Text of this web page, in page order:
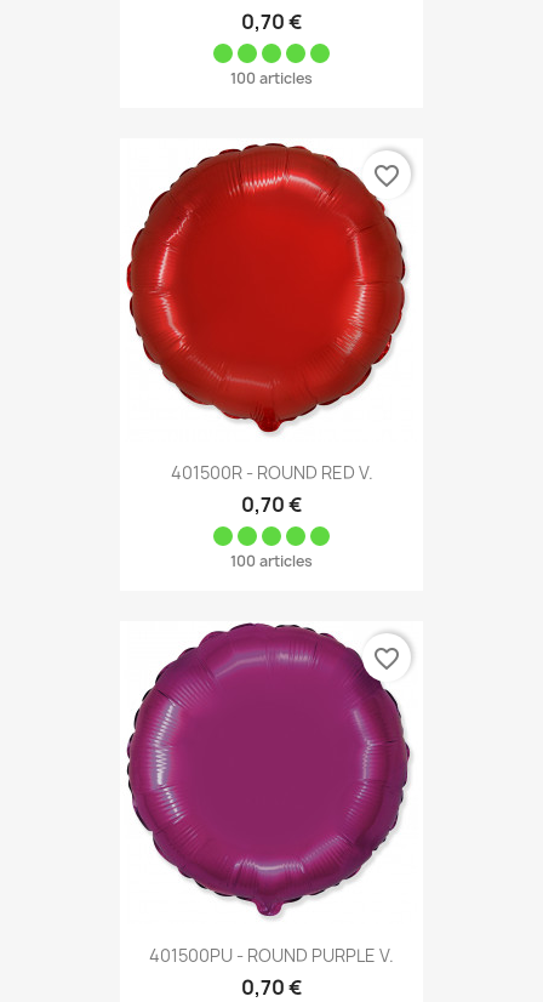
0,70 €
100 articles
401500R - ROUND RED V.
0,70 €
100 articles
favorite_border
401500PU - ROUND PURPLE V.
0,70 €
favorite_border